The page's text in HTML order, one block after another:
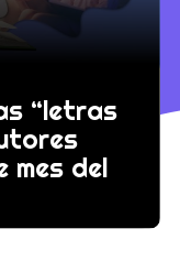
“letras
mes del